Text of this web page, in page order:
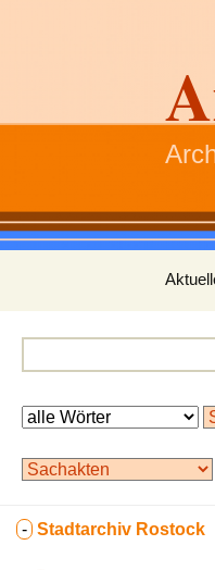
Inhalt
springen
- Stadtarchiv Rostock